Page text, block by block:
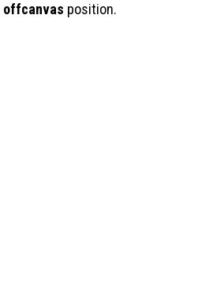
offcanvas position.